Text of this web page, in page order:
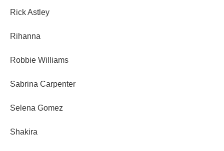
Rick Astley
Rihanna
Robbie Williams
Sabrina Carpenter
Selena Gomez
Shakira